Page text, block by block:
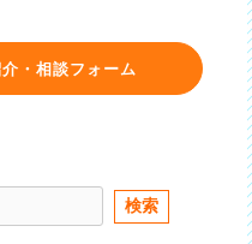
・相談フォーム